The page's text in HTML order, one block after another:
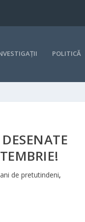
POLITICĂ
de pretutindeni,